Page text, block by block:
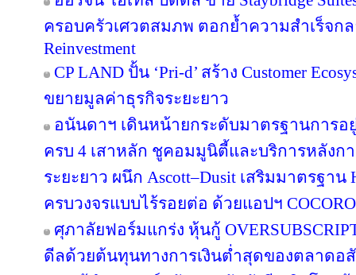
ครอบครัวเศวตสมภพ ตอกย้ำความสำเร็จกล
Reinvestment
CP LAND ปั้น ‘Pri-d’ สร้าง Customer
ขยายมูลค่าธุรกิจระยะยาว
อนันดาฯ เดินหน้ายกระดับมาตรฐานการอยู่
ครบ 4 เสาหลัก ชูคอมมูนิตี้และบริการหลังกา
ระยะยาว ผนึก Ascott–Dusit เสริมมาตรฐา
ครบวงจรแบบไร้รอยต่อ ด้วยแอปฯ COCORO
ศุภาลัยฟอร์มแกร่ง หุ้นกู้
ดีลด้วยต้นทุนทางการเงินต่ำสุดของตลาดอ